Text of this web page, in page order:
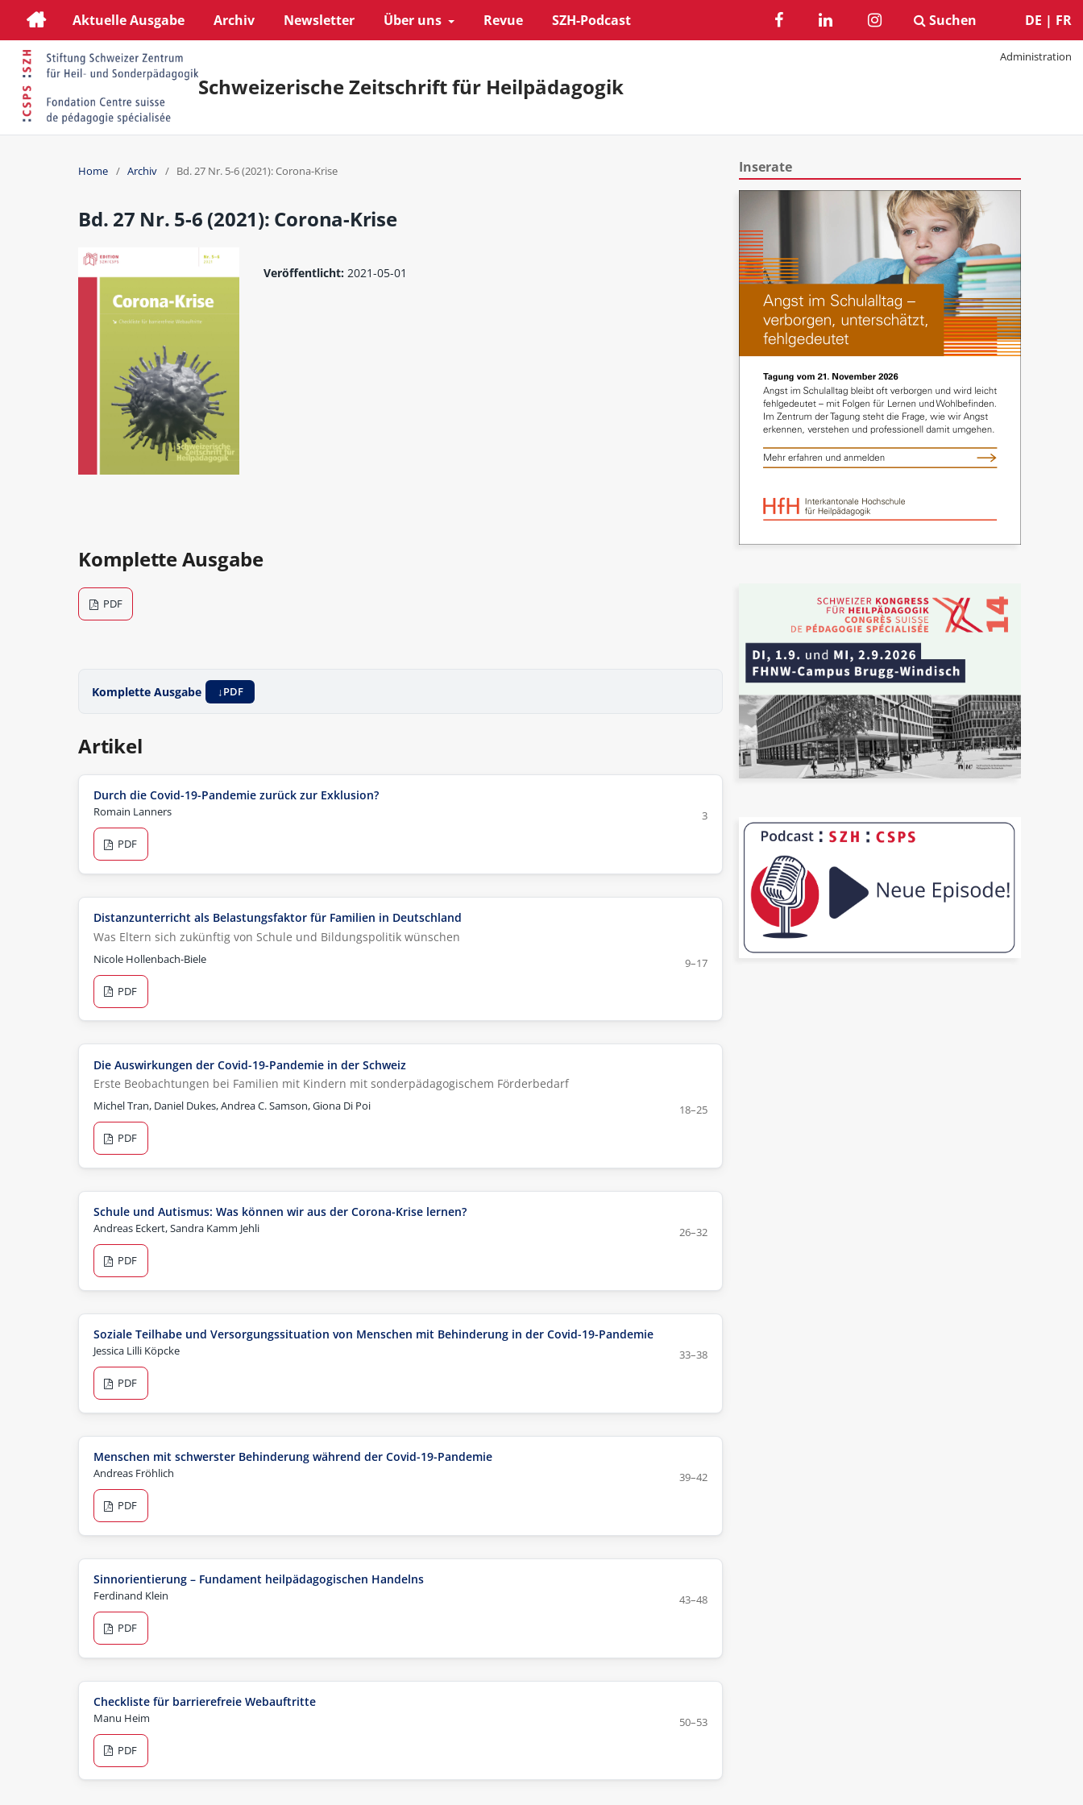
Aktuelle Ausgabe Archiv Newsletter Über uns Revue SZH-Podcast
Administration
DE | FR
Suchen
Schweizerische Zeitschrift für Heilpädagogik
Home / Archiv / Bd. 27 Nr. 5-6 (2021): Corona-Krise
Bd. 27 Nr. 5-6 (2021): Corona-Krise
Veröffentlicht: 2021-05-01
Komplette Ausgabe
PDF
Komplette Ausgabe PDF
Artikel
Durch die Covid-19-Pandemie zurück zur Exklusion?
Romain Lanners
3
PDF
Distanzunterricht als Belastungsfaktor für Familien in Deutschland
Was Eltern sich zukünftig von Schule und Bildungspolitik wünschen
Nicole Hollenbach-Biele
9–17
PDF
Die Auswirkungen der Covid-19-Pandemie in der Schweiz
Erste Beobachtungen bei Familien mit Kindern mit sonderpädagogischem Förderbedarf
Michel Tran, Daniel Dukes, Andrea C. Samson, Giona Di Poi
18–25
PDF
Schule und Autismus: Was können wir aus der Corona-Krise lernen?
Andreas Eckert, Sandra Kamm Jehli
26–32
PDF
Soziale Teilhabe und Versorgungssituation von Menschen mit Behinderung in der Covid-19-Pandemie
Jessica Lilli Köpcke
33–38
PDF
Menschen mit schwerster Behinderung während der Covid-19-Pandemie
Andreas Fröhlich
39–42
PDF
Sinnorientierung – Fundament heilpädagogischen Handelns
Ferdinand Klein
43–48
PDF
Checkliste für barrierefreie Webauftritte
Manu Heim
50–53
PDF
Inserate